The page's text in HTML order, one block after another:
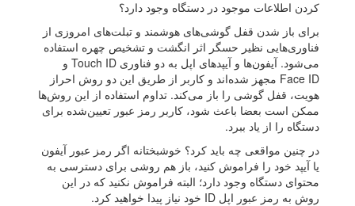
کردن اطلاعات موجود در دستگاه وجود دارد؟
برای باز شدن قفل‌ گوشی‌‌های هوشمند و تبلت‌های امروزی از
فناوری‌هایی نظیر حسگر اثر انگشت و تشخیص چهره استفاده
می‌شود. آیفون‌ها و آیپدهای اپل به دو فناوری Touch ID و
Face ID مجهز شده‌اند و کاربر از طریق این دو روش احراز
هویت، قفل گوشی را باز می‌کند. تداوم استفاده از این روش‌ها
ممکن است بعضا باعث شود، کاربر رمز عبور تعیین‌شده برای
دستگاه را از یاد ببرد.
در چنین مواقعی چه باید کرد؟ خوشبختانه اگر رمز عبور آیفون
یا آیپد خود را فراموش کنید، باز هم روشی برای دسترسی به
محتوای دستگاه وجود دارد؛ البته فراموش نکنید که در این
روش به رمز عبور اپل ID خود نیاز پیدا خواهید کرد.